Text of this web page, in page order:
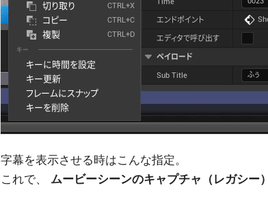
字幕を表示させる時はこんな指定。
これで、 ムービーシーンのキャプチャ（レガシー）